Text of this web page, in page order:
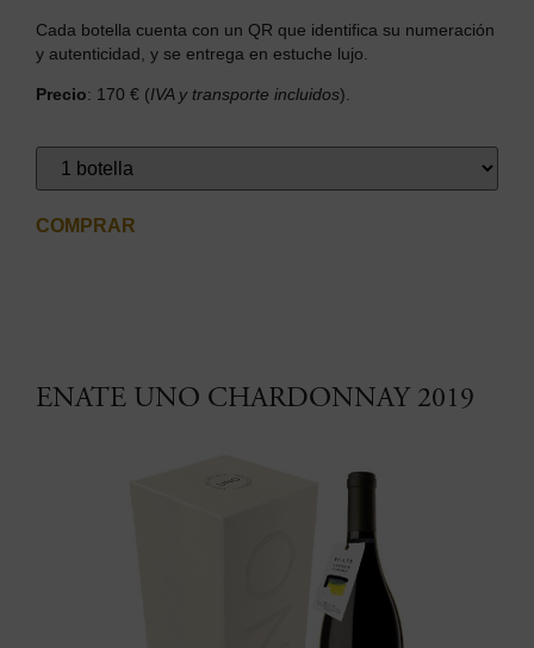
Cada botella cuenta con un QR que identifica su numeración
y autenticidad, y se entrega en estuche lujo.
Precio: 170 € (IVA y transporte incluidos).
COMPRAR
ENATE UNO CHARDONNAY 2019